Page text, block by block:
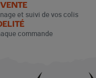
et suivi de vos colis
commande